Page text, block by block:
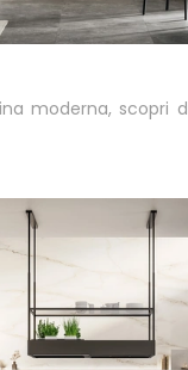
moderna, scopri